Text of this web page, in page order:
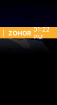
ZOHOR 01:22
PM